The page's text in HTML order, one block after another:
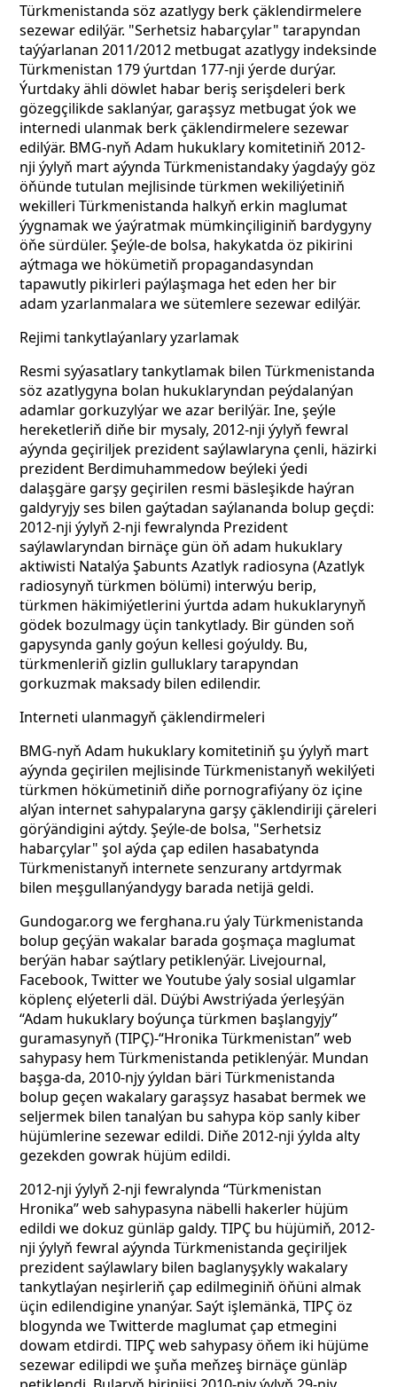
Türkmenistanda söz azatlygy berk çäklendirmelere
sezewar edilýär. "Serhetsiz habarçylar" tarapyndan
taýýarlanan 2011/2012 metbugat azatlygy indeksinde
Türkmenistan 179 ýurtdan 177-nji ýerde durýar.
Ýurtdaky ähli döwlet habar beriş serişdeleri berk
gözegçilikde saklanýar, garaşsyz metbugat ýok we
internedi ulanmak berk çäklendirmelere sezewar
edilýär. BMG-nyň Adam hukuklary komitetiniň 2012-
nji ýylyň mart aýynda Türkmenistandaky ýagdaýy göz
öňünde tutulan mejlisinde türkmen wekiliýetiniň
wekilleri Türkmenistanda halkyň erkin maglumat
ýygnamak we ýaýratmak mümkinçiliginiň bardygyny
öňe sürdüler. Şeýle-de bolsa, hakykatda öz pikirini
aýtmaga we hökümetiň propagandasyndan
tapawutly pikirleri paýlaşmaga het eden her bir
adam yzarlanmalara we sütemlere sezewar edilýär.
Rejimi tankytlaýanlary yzarlamak
Resmi syýasatlary tankytlamak bilen Türkmenistanda
söz azatlygyna bolan hukuklaryndan peýdalanýan
adamlar gorkuzylýar we azar berilýär. Ine, şeýle
hereketleriň diňe bir mysaly, 2012-nji ýylyň fewral
aýynda geçiriljek prezident saýlawlaryna çenli, häzirki
prezident Berdimuhammedow beýleki ýedi
dalaşgäre garşy geçirilen resmi bäsleşikde haýran
galdyryjy ses bilen gaýtadan saýlananda bolup geçdi:
2012-nji ýylyň 2-nji fewralynda Prezident
saýlawlaryndan birnäçe gün öň adam hukuklary
aktiwisti Natalýa Şabunts Azatlyk radiosyna (Azatlyk
radiosynyň türkmen bölümi) interwýu berip,
türkmen häkimiýetlerini ýurtda adam hukuklarynyň
gödek bozulmagy üçin tankytlady. Bir günden soň
gapysynda ganly goýun kellesi goýuldy. Bu,
türkmenleriň gizlin gulluklary tarapyndan
gorkuzmak maksady bilen edilendir.
Interneti ulanmagyň çäklendirmeleri
BMG-nyň Adam hukuklary komitetiniň şu ýylyň mart
aýynda geçirilen mejlisinde Türkmenistanyň wekilýeti
türkmen hökümetiniň diňe pornografiýany öz içine
alýan internet sahypalaryna garşy çäklendiriji çäreleri
görýändigini aýtdy. Şeýle-de bolsa, "Serhetsiz
habarçylar" şol aýda çap edilen hasabatynda
Türkmenistanyň internete senzurany artdyrmak
bilen meşgullanýandygy barada netijä geldi.
Gundogar.org we ferghana.ru ýaly Türkmenistanda
bolup geçýän wakalar barada goşmaça maglumat
berýän habar saýtlary petiklenýär. Livejournal,
Facebook, Twitter we Youtube ýaly sosial ulgamlar
köplenç elýeterli däl. Düýbi Awstriýada ýerleşýän
“Adam hukuklary boýunça türkmen başlangyjy”
guramasynyň (TIPÇ)-“Hronika Türkmenistan” web
sahypasy hem Türkmenistanda petiklenýär. Mundan
başga-da, 2010-njy ýyldan bäri Türkmenistanda
bolup geçen wakalary garaşsyz hasabat bermek we
seljermek bilen tanalýan bu sahypa köp sanly kiber
hüjümlerine sezewar edildi. Diňe 2012-nji ýylda alty
gezekden gowrak hüjüm edildi.
2012-nji ýylyň 2-nji fewralynda “Türkmenistan
Hronika” web sahypasyna näbelli hakerler hüjüm
edildi we dokuz günläp galdy. TIPÇ bu hüjümiň, 2012-
nji ýylyň fewral aýynda Türkmenistanda geçiriljek
prezident saýlawlary bilen baglanyşykly wakalary
tankytlaýan neşirleriň çap edilmeginiň öňüni almak
üçin edilendigine ynanýar. Saýt işlemänkä, TIPÇ öz
blogynda we Twitterde maglumat çap etmegini
dowam etdirdi. TIPÇ web sahypasy öňem iki hüjüme
sezewar edilipdi we şuňa meňzeş birnäçe günläp